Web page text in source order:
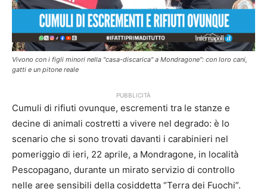
Vivono con i figli minori nella "casa-discarica" a Mondragone": con loro cani,
gatti e un pitone reale
PUBBLICITÀ
Cumuli di rifiuti ovunque, escrementi tra le stanze e
decine di animali costretti a vivere nel degrado: è lo
scenario che si sono trovati davanti i carabinieri nel
pomeriggio di ieri, 22 aprile, a Mondragone, in località
Pescopagano, durante un mirato servizio di controllo
nelle aree sensibili della cosiddetta “Terra dei Fuochi”.